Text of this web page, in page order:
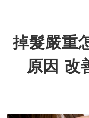
掉髮嚴重
原因 改